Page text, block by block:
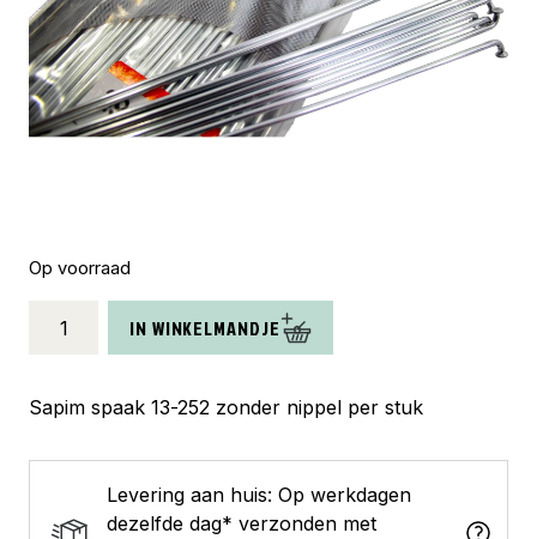
Op voorraad
spaak
252
(1
aantal
IN WINKELMANDJE
Sapim spaak 13-252 zonder nippel per stuk
Levering aan huis: Op werkdagen
dezelfde dag* verzonden met